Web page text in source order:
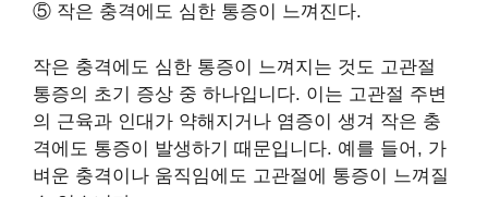
⑤ 작은 충격에도 심한 통증이 느껴진다.
작은 충격에도 심한 통증이 느껴지는 것도 고관절
통증의 초기 증상 중 하나입니다. 이는 고관절 주변
의 근육과 인대가 약해지거나 염증이 생겨 작은 충
격에도 통증이 발생하기 때문입니다. 예를 들어, 가
벼운 충격이나 움직임에도 고관절에 통증이 느껴질